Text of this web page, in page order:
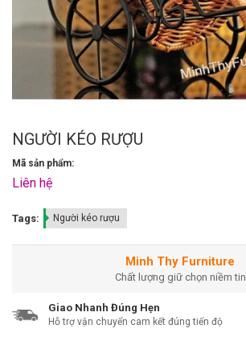
NGƯỜI KÉO RƯỢU
Mã sản phẩm:
Liên hệ
Tags: Người kéo rượu
Minh Thy Furniture
Chất lượng giữ chọn niềm tin
Giao Nhanh Đúng Hẹn
Hỗ trợ vận chuyển cam kết đúng tiến độ